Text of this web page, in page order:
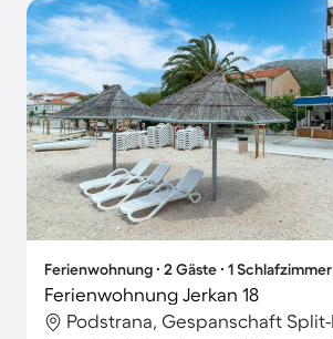
Ferienwohnung ∙ 2 Gäste ∙ 1 Schlafzimmer
Ferienwohnung Jerkan 18